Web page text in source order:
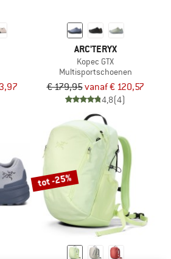
ARC'TERYX
Kopec GTX
Multisportschoenen
€ 179,95vanaf € 120,57
4,8(4)
tot -25%